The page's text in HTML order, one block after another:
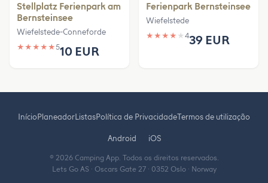
Stellplatz Ferienpark am
Bernsteinsee
Wiefelstede-Conneforde
★ ★ ★ ★ ★510 EUR
Ferienpark Bernsteinsee
Wiefelstede
★ ★ ★ ★ ★ 439 EUR
InícioPlaneadorListasPolítica de PrivacidadeTermos de utilização
Android iOS
© 2026 Camping App. Todos os direitos reservados.
Lets Go AS · Oscars Gate 27 · 0352 Oslo · Norway